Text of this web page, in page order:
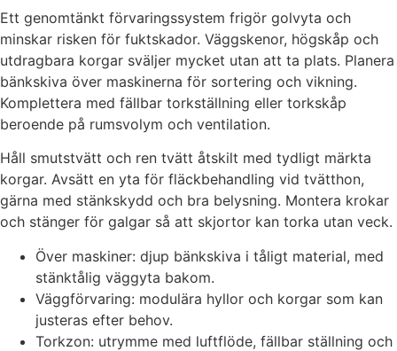
Ett genomtänkt förvaringssystem frigör golvyta och
minskar risken för fuktskador. Väggskenor, högskåp och
utdragbara korgar sväljer mycket utan att ta plats. Planera
bänkskiva över maskinerna för sortering och vikning.
Komplettera med fällbar torkställning eller torkskåp
beroende på rumsvolym och ventilation.
Håll smutstvätt och ren tvätt åtskilt med tydligt märkta
korgar. Avsätt en yta för fläckbehandling vid tvätthon,
gärna med stänkskydd och bra belysning. Montera krokar
och stänger för galgar så att skjortor kan torka utan veck.
Över maskiner: djup bänkskiva i tåligt material, med
stänktålig väggyta bakom.
Väggförvaring: modulära hyllor och korgar som kan
justeras efter behov.
Torkzon: utrymme med luftflöde, fällbar ställning och